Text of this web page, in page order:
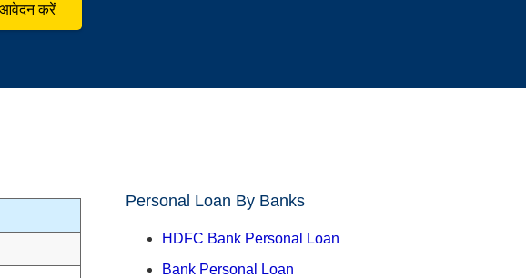
आवेदन करें
Personal Loan By Banks
HDFC Bank Personal Loan
Bank Personal Loan